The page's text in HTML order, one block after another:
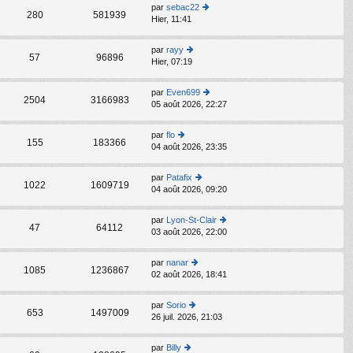
ult
le
er
m
e
s
a
e
280 581939
par sebac22
le
d
er
er
e
s
a
e
Hier, 11:41
57 96896
par rayy
o
ult
er
le
er
er
m
e
s
s
a
e
Hier, 07:19
2504 3166983
par Even699
o
er
le
er
er
m
e
s
a
e
05 août 2026, 22:27
155 183366
par flo
o
ult
er
le
d
er
er
m
e
s
s
a
e
04 août 2026, 23:35
1022 1609719
par Patafix
o
ult
er
le
d
er
er
m
e
s
04 août 2026, 09:20
47 64112
par Lyon-St-Clair
o
er
le
er
er
03 août 2026, 22:00
1085 1236867
par nanar
o
s
ult
er
le
02 août 2026, 18:41
653 1497009
par Sorio
o
26 juil. 2026, 21:03
par Billy